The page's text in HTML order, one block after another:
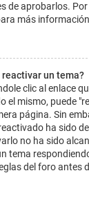
de aprobarlos.
más
reactivar un tema?
clic al enlace
el mismo, puede
página. Sin
ha sido
no ha sido
tema
del foro antes